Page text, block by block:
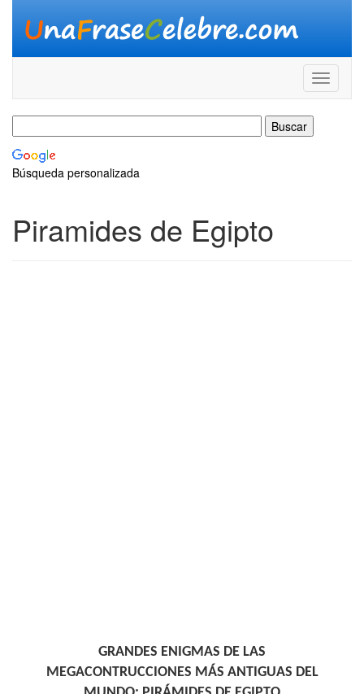
Búsqueda personalizada
Piramides de Egipto
GRANDES ENIGMAS DE LAS
MEGACONTRUCCIONES MÁS ANTIGUAS DEL